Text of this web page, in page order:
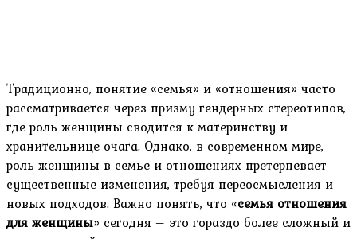
Традиционно, понятие «семья» и «отношения» часто
рассматривается через призму гендерных стереотипов,
где роль женщины сводится к материнству и
хранительнице очага. Однако, в современном мире,
роль женщины в семье и отношениях претерпевает
существенные изменения, требуя переосмысления и
новых подходов. Важно понять, что «семья отношения
для женщины» сегодня – это гораздо более сложный и